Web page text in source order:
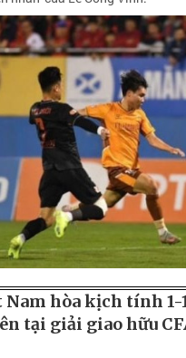
Nam hòa kịch tính 1-
tại giải giao hữu